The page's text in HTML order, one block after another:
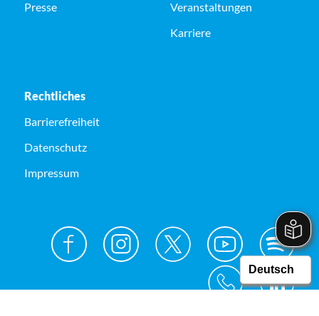
Presse
Veranstaltungen
Karriere
Rechtliches
Barrierefreiheit
Datenschutz
Impressum